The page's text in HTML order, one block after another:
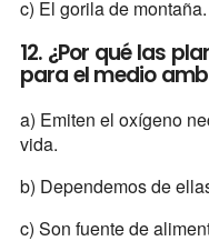
c) El gorila de montaña.
12. ¿Por qué las
para el medio
a) Emiten el oxígeno
vida.
b) Dependemos de
c) Son fuente de